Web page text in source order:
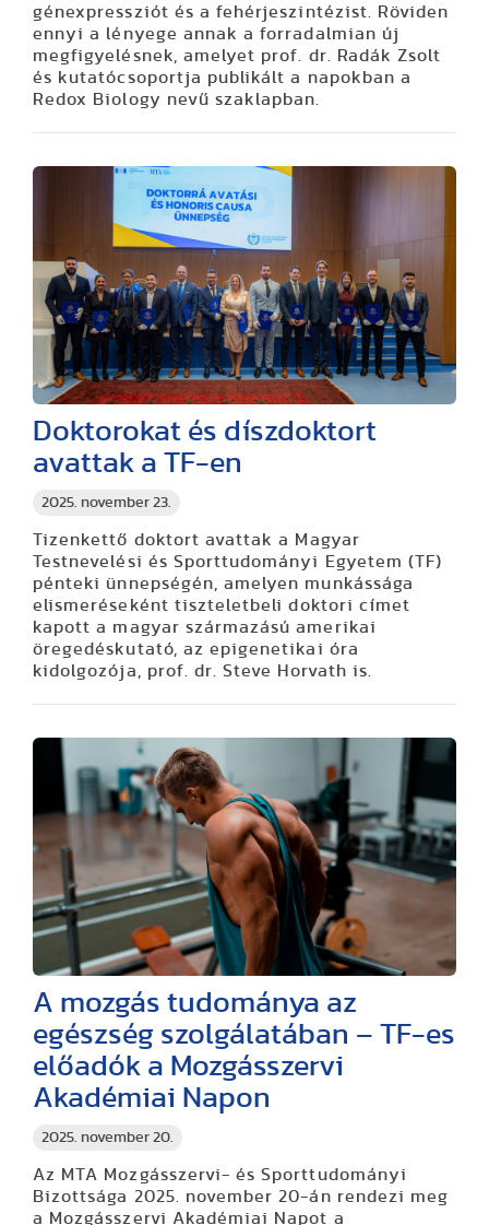
génexpressziót és a fehérjeszintézist. Röviden
ennyi a lényege annak a forradalmian új
megfigyelésnek, amelyet prof. dr. Radák Zsolt
és kutatócsoportja publikált a napokban a
Redox Biology nevű szaklapban.
2025. november 23.
Doktorokat és díszdoktort
avattak a TF-en
Tizenkettő doktort avattak a Magyar
Testnevelési és Sporttudományi Egyetem (TF)
pénteki ünnepségén, amelyen munkássága
elismeréseként tiszteletbeli doktori címet
kapott a magyar származású amerikai
öregedéskutató, az epigenetikai óra
kidolgozója, prof. dr. Steve Horvath is.
2025. november 20.
A mozgás tudománya az
egészség szolgálatában – TF-es
előadók a Mozgásszervi
Akadémiai Napon
Az MTA Mozgásszervi- és Sporttudományi
Bizottsága 2025. november 20-án rendezi meg
a Mozgásszervi Akadémiai Napot a